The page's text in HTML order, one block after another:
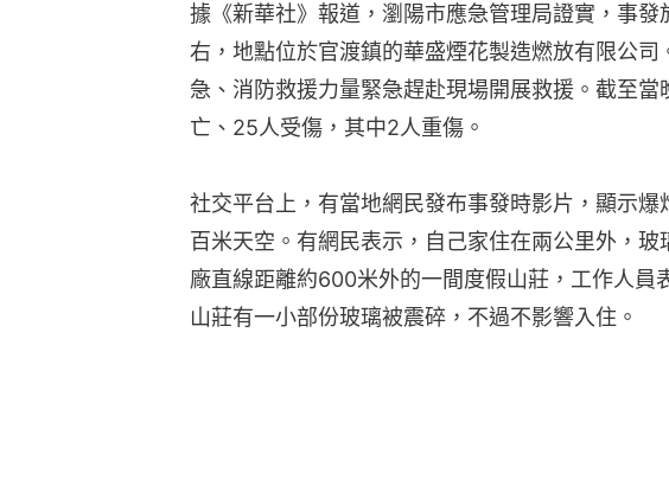
據《新華社》報道，瀏陽市應急管理局證實，事
右，地點位於官渡鎮的華盛煙花製造燃放有限公司
急、消防救援力量緊急趕赴現場開展救援。截至
亡、25人受傷，其中2人重傷。
社交平台上，有當地網民發布事發時影片，顯示
百米天空。有網民表示，自己家住在兩公里外，
廠直線距離約600米外的一間度假山莊，工作人員
山莊有一小部份玻璃被震碎，不過不影響入住。